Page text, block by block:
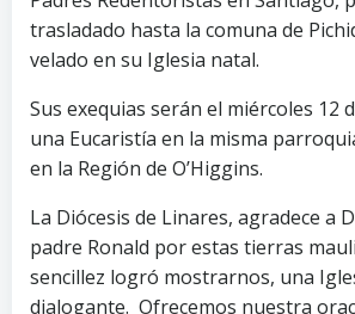
trasladado hasta la comuna de
velado en su Iglesia natal.
Sus exequias serán el miércoles 12
una Eucaristía en la misma
en la Región de O’Higgins.
La Diócesis de Linares, agradece a
padre Ronald por estas tierras
sencillez logró mostrarnos, una
dialogante. Ofrecemos nuestra